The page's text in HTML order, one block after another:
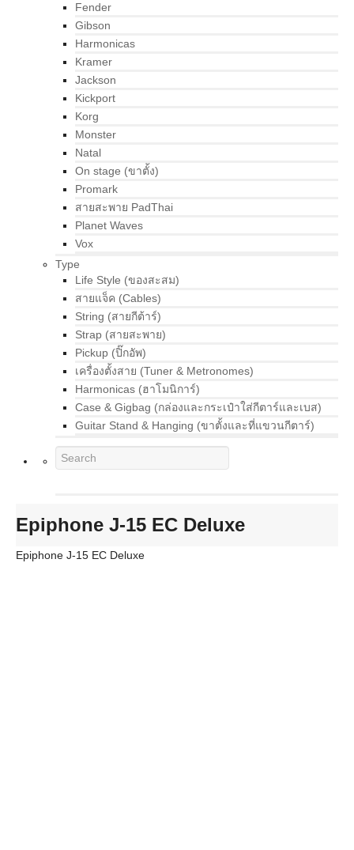
Fender
Gibson
Harmonicas
Kramer
Jackson
Kickport
Korg
Monster
Natal
On stage (ขาตั้ง)
Promark
สายสะพาย PadThai
Planet Waves
Vox
Type
Life Style (ของสะสม)
สายแจ็ค (Cables)
String (สายกีต้าร์)
Strap (สายสะพาย)
Pickup (ปิ๊กอัพ)
เครื่องตั้งสาย (Tuner & Metronomes)
Harmonicas (ฮาโมนิการ์)
Case & Gigbag (กล่องและกระเป๋าใส่กีตาร์และเบส)
Guitar Stand & Hanging (ขาตั้งและที่แขวนกีตาร์)
Epiphone J-15 EC Deluxe
Epiphone J-15 EC Deluxe